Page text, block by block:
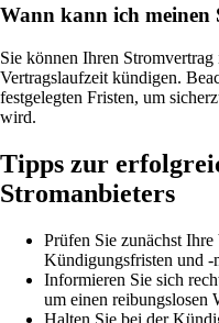
Wann kann ich
Sie können Ihren
Vertragslaufzeit kündigen.
festgelegten Fristen, um
wird.
Tipps zur
Stromanbieters
Prüfen Sie zunächst
Kündigungsfristen und -
Informieren Sie sich
um einen reibungslosen
Halten Sie bei der